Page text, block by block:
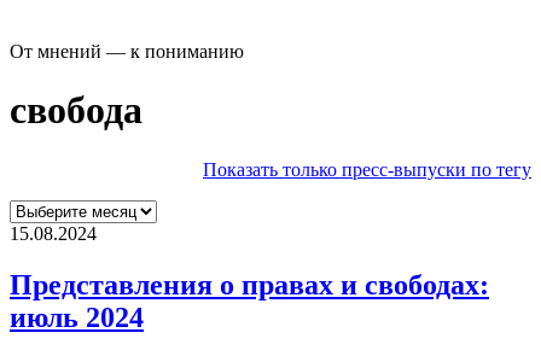
От мнений — к пониманию
свобода
Показать только пресс-выпуски по тегу
15.08.2024
Представления о правах и свободах:
июль 2024